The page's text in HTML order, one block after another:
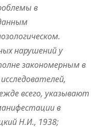
в
нарушений у
закономерным в
всего, указывают
в
Н.И., 1938;